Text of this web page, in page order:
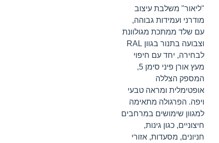
"ליאור" משלבת עיצוב
מודרני ועמידות גבוהה,
עם שלד ממתכת מגולוונת
וצבועה בתנור בגוון RAL
לבחירה, יחד עם חיפוי
מעץ אורן פיני סימן 5,
המספק הצללה
אופטימלית ומראה טבעי
ויפה. הפרגולה מתאימה
למגוון שימושים במרחבים
חיצוניים, כגון גינות,
חניונים, מסעדות, אזורי